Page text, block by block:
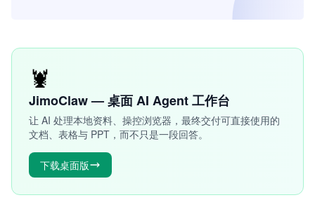
🦞
JimoClaw — 桌面 AI Agent 工作台
让 AI 处理本地资料、操控浏览器，最终交付可直接使用的
文档、表格与 PPT，而不只是一段回答。
下载桌面版